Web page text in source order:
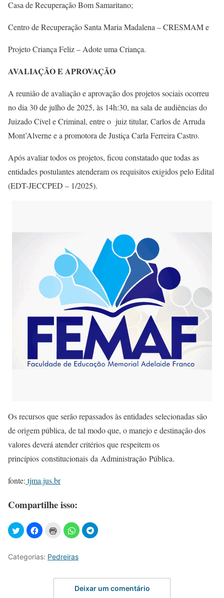
Casa de Recuperação Bom Samaritano;
Centro de Recuperação Santa Maria Madalena – CRESMAM e
Projeto Criança Feliz – Adote uma Criança.
AVALIAÇÃO E APROVAÇÃO
A reunião de avaliação e aprovação dos projetos sociais ocorreu
no dia 30 de julho de 2025, às 14h:30, na sala de audiências do
Juizado Cível e Criminal, entre o juiz titular, Carlos de Arruda
Mont’Alverne e a promotora de Justiça Carla Ferreira Castro.
Após avaliar todos os projetos, ficou constatado que todas as
entidades postulantes atenderam os requisitos exigidos pelo Edital
(EDT-JECCPED – 1/2025).
Os recursos que serão repassados às entidades selecionadas são
de origem pública, de tal modo que, o manejo e destinação dos
valores deverá atender critérios que respeitem os
princípios constitucionais da Administração Pública.
fonte: tjma.jus.br
Compartilhe isso:
Categorias: Pedreiras
Deixar um comentário